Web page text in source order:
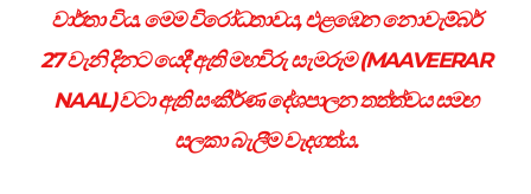
වාර්තා විය. මෙම විරෝධතාවය, එළඹෙන නොවැම්බර්
27 වැනි දිනට යෙදී ඇති මහවිරු සැමරුම (MAAVEERAR
NAAL) වටා ඇති සංකීර්ණ දේශපාලන තත්ත්වය සමඟ
සලකා බැලීම වැදගත්ය.